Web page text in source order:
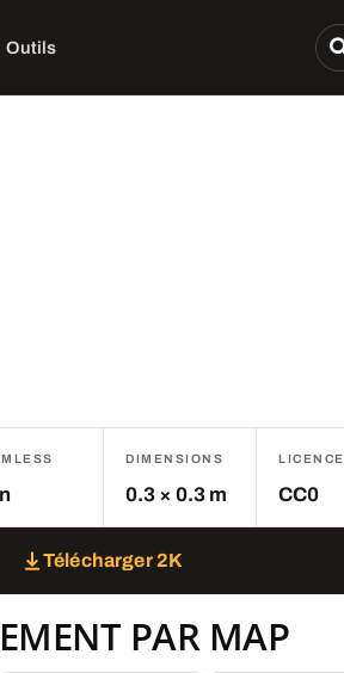
Outils
DIMENSIONS
0.3 × 0.3 m
LICENCE
CC0
Télécharger 2K
PAR MAP